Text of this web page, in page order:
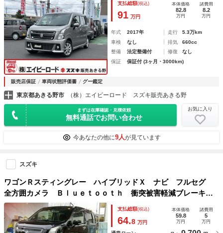
支払総額(税込)
91 万円
本体価格
82.8
万円
諸費用
8.2
万円
年式 2017年 走行
5.3万km
車検
なし 排気
660cc
整備
法定整備付 修復
なし
保証
保証付 (3ヶ月・3000km)
販売店保証 車両状態評価書 グー鑑定
東京都あきる野市 （株）エイビーロード スズキ販売あきる野
まずは在庫確認・見積依頼
無料通話でお問い合わせ
お気に入り
今あなたの他に9人が見ています
スズキ
ワゴンＲスティングレー ハイブリッドＸ ナビ フルセグ
全方囲カメラ Ｂｌｕｅｔｏｏｔｈ 衝突被害軽減ブレーキ
スマートキー 禁煙車 シートヒーター
支払総額(税込)
64.8 万円
本体価格
59.8
万円
諸費用
5
万円